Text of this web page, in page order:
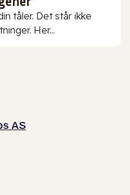
tåler. Det står ikke
Her...
AS